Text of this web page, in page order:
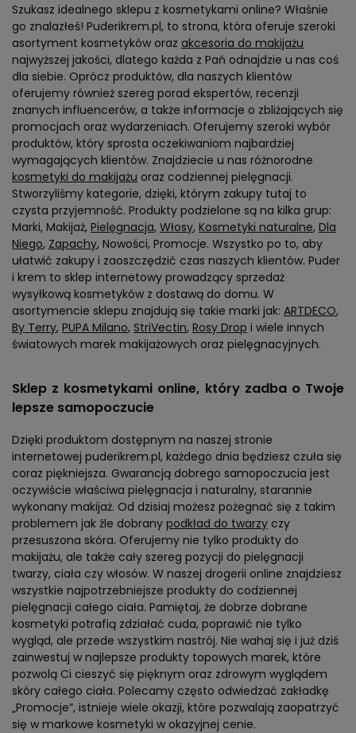
Szukasz idealnego sklepu z kosmetykami online? Właśnie
go znalazłeś! Puderikrem.pl, to strona, która oferuje szeroki
asortyment kosmetyków oraz akcesoria do makijażu
najwyższej jakości, dlatego każda z Pań odnajdzie u nas coś
dla siebie. Oprócz produktów, dla naszych klientów
oferujemy również szereg porad ekspertów, recenzji
znanych influencerów, a także informacje o zbliżających się
promocjach oraz wydarzeniach. Oferujemy szeroki wybór
produktów, który sprosta oczekiwaniom najbardziej
wymagających klientów. Znajdziecie u nas różnorodne
kosmetyki do makijażu oraz codziennej pielęgnacji.
Stworzyliśmy kategorie, dzięki, którym zakupy tutaj to
czysta przyjemność. Produkty podzielone są na kilka grup:
Marki, Makijaż, Pielęgnacja, Włosy, Kosmetyki naturalne, Dla
Niego, Zapachy, Nowości, Promocje. Wszystko po to, aby
ułatwić zakupy i zaoszczędzić czas naszych klientów. Puder
i krem to sklep internetowy prowadzący sprzedaż
wysyłkową kosmetyków z dostawą do domu. W
asortymencie sklepu znajdują się takie marki jak: ARTDECO,
By Terry, PUPA Milano, StriVectin, Rosy Drop i wiele innych
światowych marek makijażowych oraz pielęgnacyjnych.
Sklep z kosmetykami online, który zadba o Twoje
lepsze samopoczucie
Dzięki produktom dostępnym na naszej stronie
internetowej puderikrem.pl, każdego dnia będziesz czuła się
coraz piękniejsza. Gwarancją dobrego samopoczucia jest
oczywiście właściwa pielęgnacja i naturalny, starannie
wykonany makijaż. Od dzisiaj możesz pożegnać się z takim
problemem jak źle dobrany podkład do twarzy czy
przesuszona skóra. Oferujemy nie tylko produkty do
makijażu, ale także cały szereg pozycji do pielęgnacji
twarzy, ciała czy włosów. W naszej drogerii online znajdziesz
wszystkie najpotrzebniejsze produkty do codziennej
pielęgnacji całego ciała. Pamiętaj, że dobrze dobrane
kosmetyki potrafią zdziałać cuda, poprawić nie tylko
wygląd, ale przede wszystkim nastrój. Nie wahaj się i już dziś
zainwestuj w najlepsze produkty topowych marek, które
pozwolą Ci cieszyć się pięknym oraz zdrowym wyglądem
skóry całego ciała. Polecamy często odwiedzać zakładkę
„Promocje”, istnieje wiele okazji, które pozwalają zaopatrzyć
się w markowe kosmetyki w okazyjnej cenie.